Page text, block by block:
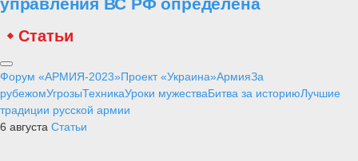
Статьи
Форум «АРМИЯ-2023»Проект «Украина»АрмияЗа
рубежомУгрозыТехникаУроки мужестваБитва за историюЛучшие
традиции русской армии
6 августа Статьи